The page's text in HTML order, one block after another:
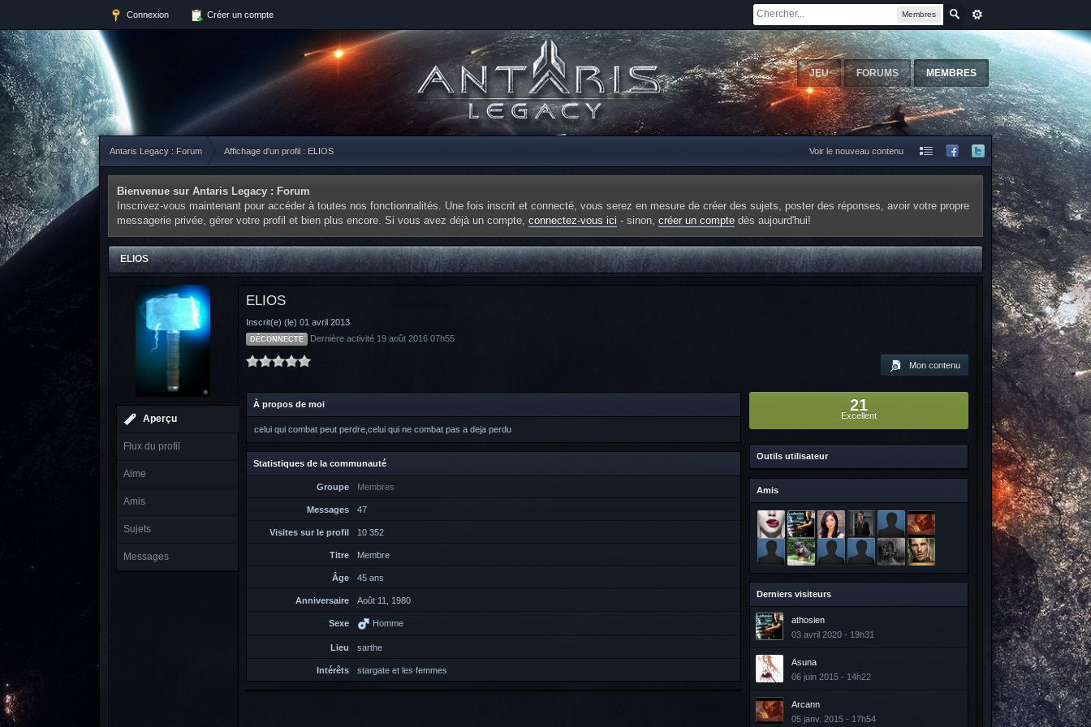
Membres
Connexion Créer un compte
JEU FORUMS MEMBRES
Antaris Legacy : Forum Affichage d'un profil : ELIOS Voir le nouveau contenu
Bienvenue sur Antaris Legacy : Forum
Inscrivez-vous maintenant pour accéder à toutes nos fonctionnalités. Une fois inscrit et connecté, vous serez en mesure de créer des sujets, poster des réponses, avoir votre propre
messagerie privée, gérer votre profil et bien plus encore. Si vous avez déjà un compte, connectez-vous ici - sinon, créer un compte dès aujourd'hui!
ELIOS
Aperçu
Flux du profil
Aime
Amis
Sujets
Messages
ELIOS
Inscrit(e) (le) 01 avril 2013
DÉCONNECTÉ Dernière activité 19 août 2016 07h55
Mon contenu
À propos de moi
celui qui combat peut perdre,celui qui ne combat pas a deja perdu
Statistiques de la communauté
Groupe Membres
Messages 47
Visites sur le profil 10 352
Titre Membre
Âge 45 ans
Anniversaire Août 11, 1980
Sexe Homme
Lieu sarthe
Intérêts stargate et les femmes
21
Excellent
Outils utilisateur
Amis
Derniers visiteurs
athosien
03 avril 2020 - 19h31
Asuna
06 juin 2015 - 14h22
Arcann
05 janv. 2015 - 17h54